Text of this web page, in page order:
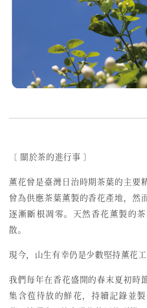
〔 關於茶的進行事 〕
薰花曾是臺灣日治時期茶葉的主要
曾為供應茶葉薰製的香花產地，然
逐漸斷根凋零。天然香花薰製的
散。
現今，山生有幸仍是少數堅持薰花工
我們每年在香花盛開的春末夏初時
集含苞待放的鮮花，持續記錄並